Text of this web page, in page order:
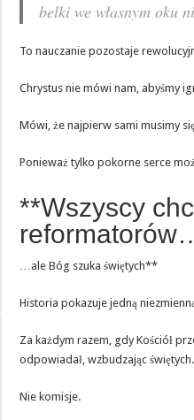
belki we własnym oku
To nauczanie pozostaje
Chrystus nie mówi nam, abyśmy
Mówi, że najpierw sami musimy
Ponieważ tylko pokorne serce
**Wszyscy
…ale Bóg szuka świętych**
Historia pokazuje jedną
Za każdym razem, gdy Kościół
odpowiadał, wzbudzając świętych.
Nie komisje.